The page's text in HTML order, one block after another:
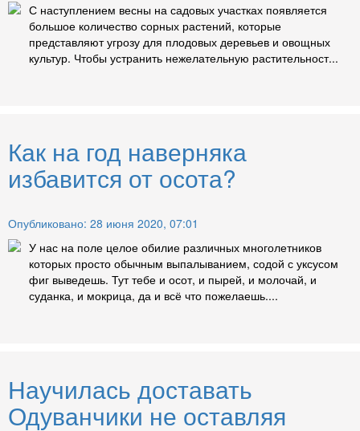
С наступлением весны на садовых участках появляется
большое количество сорных растений, которые
представляют угрозу для плодовых деревьев и овощных
культур. Чтобы устранить нежелательную растительност...
Как на год наверняка
избавится от осота?
Опубликовано: 28 июня 2020, 07:01
У нас на поле целое обилие различных многолетников
которых просто обычным выпалыванием, содой с уксусом
фиг выведешь. Тут тебе и осот, и пырей, и молочай, и
суданка, и мокрица, да и всё что пожелаешь....
Научилась доставать
Одуванчики не оставляя